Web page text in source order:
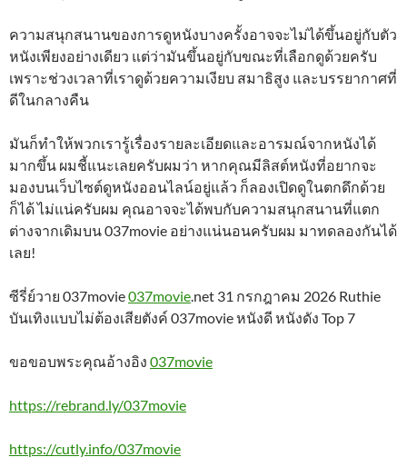
ความสนุกสนานของการดูหนังบางครั้งอาจจะไม่ได้ขึ้นอยู่กับตัว
หนังเพียงอย่างเดียว แต่ว่ามันขึ้นอยู่กับขณะที่เลือกดูด้วยครับ
เพราะช่วงเวลาที่เราดูด้วยความเงียบ สมาธิสูง และบรรยากาศที่
ดีในกลางคืน
มันก็ทำให้พวกเรารู้เรื่องรายละเอียดและอารมณ์จากหนังได้
มากขึ้น ผมชี้แนะเลยครับผมว่า หากคุณมีลิสต์หนังที่อยากจะ
มองบนเว็บไซต์ดูหนังออนไลน์อยู่แล้ว ก็ลองเปิดดูในตกดึกด้วย
ก็ได้ ไม่แน่ครับผม คุณอาจจะได้พบกับความสนุกสนานที่แตก
ต่างจากเดิมบน 037movie อย่างแน่นอนครับผม มาทดลองกันได้
เลย!
ซีรี่ย์วาย 037movie037movie .net 31 กรกฎาคม 2026 Ruthie
บันเทิงแบบไม่ต้องเสียตังค์ 037movie หนังดี หนังดัง Top 7
ขอขอบพระคุณอ้างอิง 037movie
https://rebrand.ly/037movie
https://cutly.info/037movie